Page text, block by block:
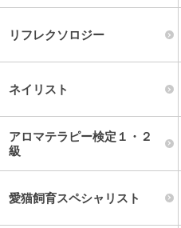
リフレクソロジー
ネイリスト
アロマテラピー検定１・２
級
愛猫飼育スペシャリスト